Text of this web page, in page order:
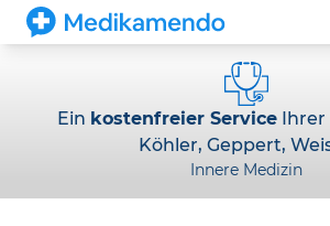
Ein kostenfreier Service Ihrer
Köhler, Geppert,
Innere Medizin